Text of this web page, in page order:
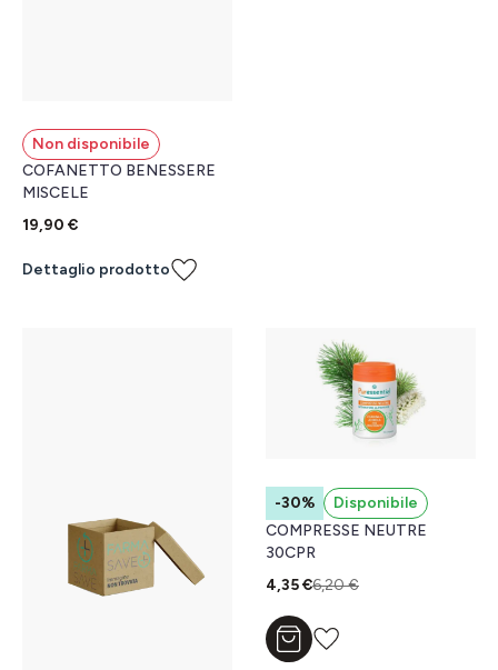
Non disponibile
COFANETTO BENESSERE
MISCELE
19,90 €
Dettaglio prodotto
-30%
Disponibile
COMPRESSE NEUTRE
30CPR
4,35 €6,20 €
Aggiungi al carrello